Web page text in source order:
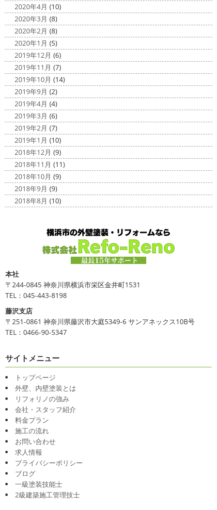
2020年4月 (10)
2020年3月 (8)
2020年2月 (8)
2020年1月 (5)
2019年12月 (6)
2019年11月 (7)
2019年10月 (14)
2019年9月 (2)
2019年4月 (4)
2019年3月 (6)
2019年2月 (7)
2019年1月 (10)
2018年12月 (9)
2018年11月 (11)
2018年10月 (9)
2018年9月 (9)
2018年8月 (10)
本社
〒244-0845 神奈川県横浜市栄区金井町1531
TEL：045-443-8198
藤沢支店
〒251-0861 神奈川県藤沢市大庭5349-6 サンアネックス10B号
TEL：0466-90-5347
サイトメニュー
トップページ
外壁、内壁塗装とは
リフォリノの強み
会社・スタッフ紹介
料金プラン
施工の流れ
お問い合わせ
求人情報
プライバシーポリシー
ブログ
一級塗装技能士
2級建築施工管理技士